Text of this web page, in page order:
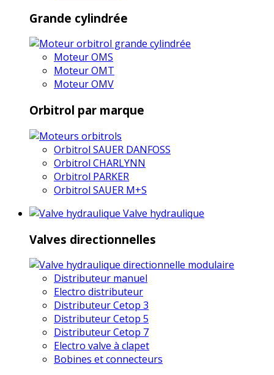
Grande cylindrée
Moteur OMS
Moteur OMT
Moteur OMV
Orbitrol par marque
Orbitrol SAUER DANFOSS
Orbitrol CHARLYNN
Orbitrol PARKER
Orbitrol SAUER M+S
Valve hydraulique
Valves directionnelles
Distributeur manuel
Electro distributeur
Distributeur Cetop 3
Distributeur Cetop 5
Distributeur Cetop 7
Electro valve à clapet
Bobines et connecteurs